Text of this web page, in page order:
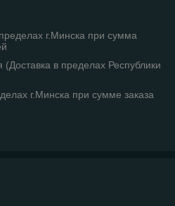
г.Минска при сумма
в пределах Республики
г.Минска при сумме заказа